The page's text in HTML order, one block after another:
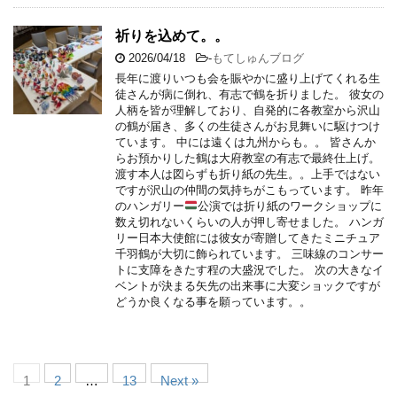
祈りを込めて。。
2026/04/18 -もてしゅんブログ
長年に渡りいつも会を賑やかに盛り上げてくれる生
徒さんが病に倒れ、有志で鶴を折りました。 彼女の
人柄を皆が理解しており、自発的に各教室から沢山
の鶴が届き、多くの生徒さんがお見舞いに駆けつけ
ています。 中には遠くは九州からも。。 皆さんか
らお預かりした鶴は大府教室の有志で最終仕上げ。
渡す本人は図らずも折り紙の先生。。上手ではない
ですが沢山の仲間の気持ちがこもっています。 昨年
のハンガリー
公演では折り紙のワークショップに
数え切れないくらいの人が押し寄せました。 ハンガ
リー日本大使館には彼女が寄贈してきたミニチュア
千羽鶴が大切に飾られています。 三味線のコンサー
トに支障をきたす程の大盛況でした。 次の大きなイ
ベントが決まる矢先の出来事に大変ショックですが
どうか良くなる事を願っています。。
1 2 … 13 Next »